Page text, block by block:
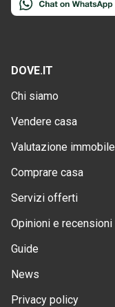
DOVE.IT
Chi siamo
Vendere casa
Valutazione immobile
Comprare casa
Servizi offerti
Opinioni e recensioni
Guide
News
Privacy policy